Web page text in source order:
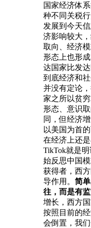
国家经济体
种不同关税
发展到今天
济影响较大
取向、经济
形态上也形
达国家比发
到底经济和
并没有定论
家之所以贫
形态、意识
同，但经济
以美国为首
在经济上还
TikTok就是
始反思中国
获得者，西
导作用。 简
往，而是有监
增长，西方
按照目前的
会倒置，我